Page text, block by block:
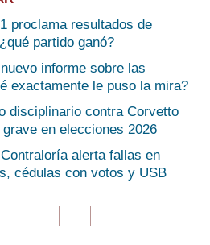
proclama resultados de
partido ganó?
informe sobre las
exactamente le puso la mira?
disciplinario contra Corvetto
en elecciones 2026
alerta fallas en
cédulas con votos y USB